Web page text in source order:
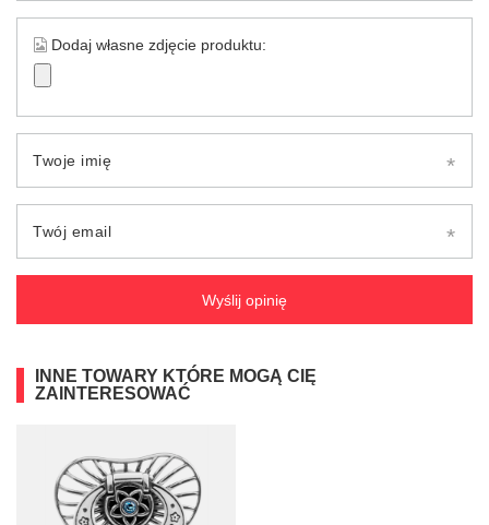
Dodaj własne zdjęcie produktu:
Twoje imię
Twój email
Wyślij opinię
INNE TOWARY KTÓRE MOGĄ CIĘ
ZAINTERESOWAĆ